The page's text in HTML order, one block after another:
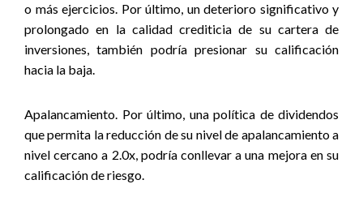
o más ejercicios. Por último, un deterioro significativo y
prolongado en la calidad crediticia de su cartera de
inversiones, también podría presionar su calificación
hacia la baja.
Apalancamiento. Por último, una política de dividendos
que permita la reducción de su nivel de apalancamiento a
nivel cercano a 2.0x, podría conllevar a una mejora en su
calificación de riesgo.